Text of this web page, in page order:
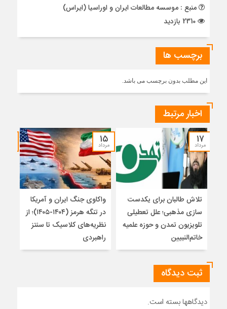
منبع : موسسه مطالعات ایران و اوراسیا (ایراس)
برچسب ها
این مطلب بدون برچسب می باشد.
اخبار مرتبط
۱۷
مرداد
تلاش طالبان برای یکدست
سازی مذهبی؛ علل تعطیلی
تلویزیون تمدن و حوزه علمیه
خاتم‌النبیین
۱۵
مرداد
واکاوی جنگ ایران و آمریکا
در تنگه هرمز (۱۴۰۴-۱۴۰۵)؛ از
نظریه‌های کلاسیک تا سنتز
راهبردی
ثبت دیدگاه
دیدگاهها بسته است.